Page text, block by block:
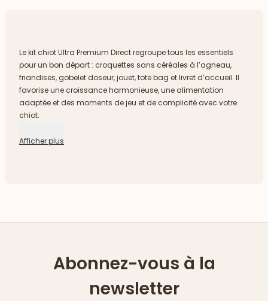
Le kit chiot Ultra Premium Direct regroupe tous les essentiels
pour un bon départ : croquettes sans céréales à l’agneau,
friandises, gobelet doseur, jouet, tote bag et livret d’accueil. Il
favorise une croissance harmonieuse, une alimentation
adaptée et des moments de jeu et de complicité avec votre
chiot.
Afficher plus
Abonnez-vous à la
newsletter